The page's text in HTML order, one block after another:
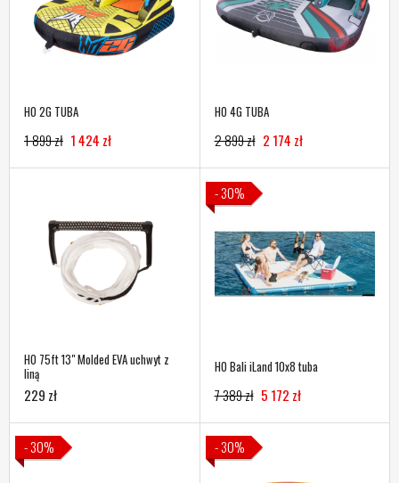
HO 2G TUBA
1 899 zł 1 424 zł
HO 4G TUBA
2 899 zł 2 174 zł
HO 75ft 13" Molded EVA uchwyt z
liną
229 zł
- 30%
HO Bali iLand 10x8 tuba
7 389 zł 5 172 zł
- 30% - 30%